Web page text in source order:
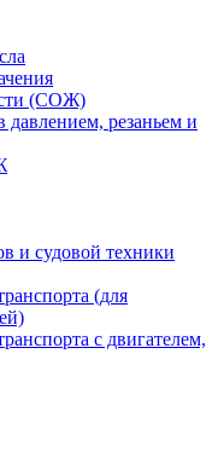
(СОЖ)
давлением, резаньем и
и судовой техники
(для
с двигателем,